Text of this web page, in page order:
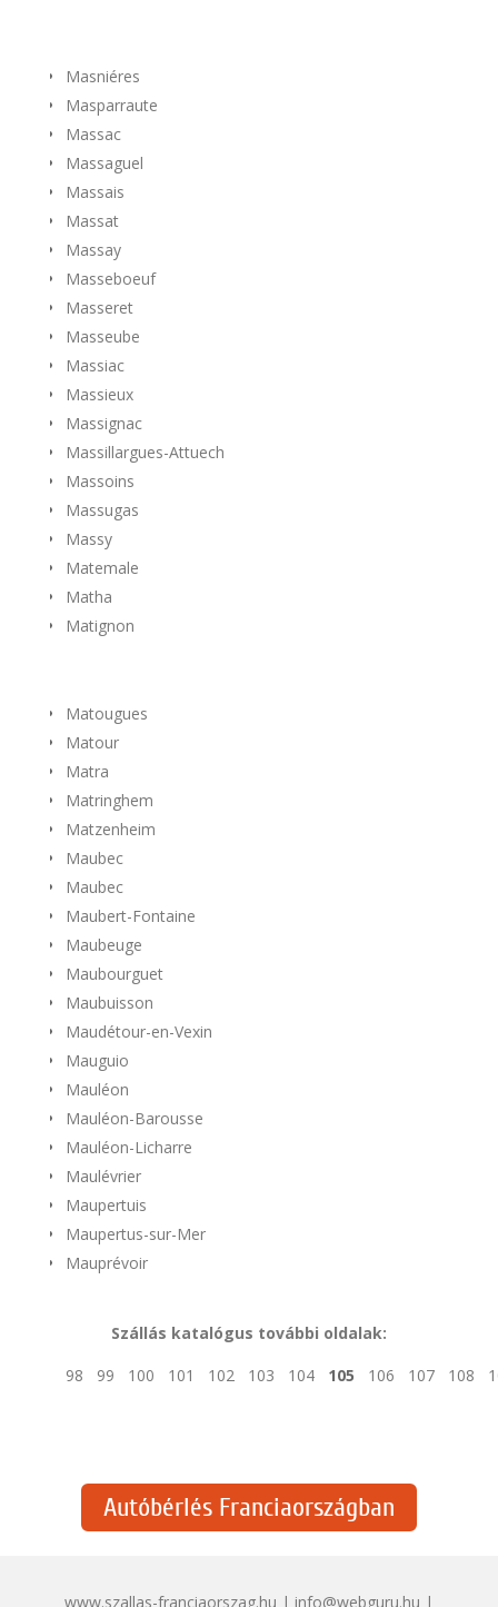
Masniéres
Masparraute
Massac
Massaguel
Massais
Massat
Massay
Masseboeuf
Masseret
Masseube
Massiac
Massieux
Massignac
Massillargues-Attuech
Massoins
Massugas
Massy
Matemale
Matha
Matignon
Matougues
Matour
Matra
Matringhem
Matzenheim
Maubec
Maubec
Maubert-Fontaine
Maubeuge
Maubourguet
Maubuisson
Maudétour-en-Vexin
Mauguio
Mauléon
Mauléon-Barousse
Mauléon-Licharre
Maulévrier
Maupertuis
Maupertus-sur-Mer
Mauprévoir
Szállás katalógus további oldalak:
98
99 100 101 102 103 104 105 106 107 108
Autóbérlés Franciaországban
www.szallas-franciaorszag.hu | info@webguru.hu |